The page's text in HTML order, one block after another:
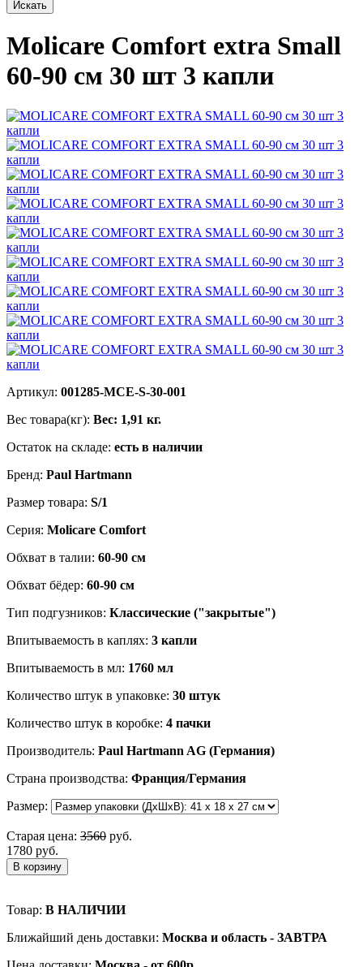
Molicare Comfort extra Small
60-90 см 30 шт 3 капли
Артикул: 001285-MCE-S-30-001
Вес товара(кг): Вес: 1,91 кг.
Остаток на складе: есть в наличии
Бренд: Paul Hartmann
Размер товара: S/1
Серия: Molicare Comfort
Обхват в талии: 60-90 см
Обхват бёдер: 60-90 см
Тип подгузников: Классические ("закрытые")
Впитываемость в каплях: 3 капли
Впитываемость в мл: 1760 мл
Количество штук в упаковке: 30 штук
Количество штук в коробке: 4 пачки
Производитель: Paul Hartmann AG (Германия)
Страна производства: Франция/Германия
Размер:
Старая цена: 3560 руб.
1780 руб.
В корзину
Товар: В НАЛИЧИИ
Ближайший день доставки: Москва и область - ЗАВТРА